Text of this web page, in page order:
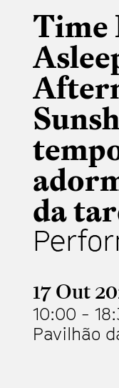
Time
da
17 Out
10:00 -
Pavilhão